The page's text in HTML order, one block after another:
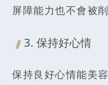
屏障能力也不會被削
3. 保持好心情
保持良好心情能美